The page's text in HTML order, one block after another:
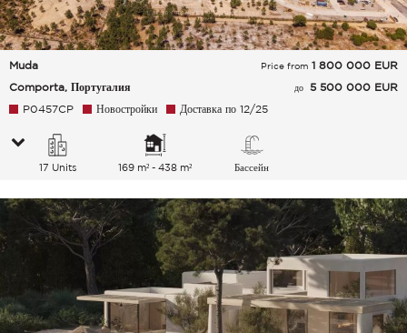
Muda
Comporta, Португалия
Price from 1 800 000 EUR
до
5 500 000 EUR
P0457CP
Новостройки Доставка по 12/25
17 Units 169 m² - 438 m² Бассейн